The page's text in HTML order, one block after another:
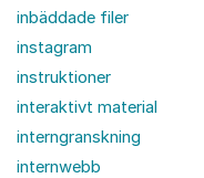
inbäddade filer
instagram
instruktioner
interaktivt material
interngranskning
internwebb